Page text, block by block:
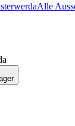
Alle